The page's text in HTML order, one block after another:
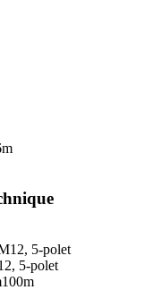
m
5-polet
5-polet
100m